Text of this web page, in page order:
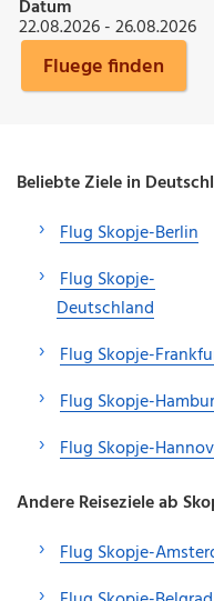
Datum
22.08.2026 - 26.08.2026
Fluege finden
Beliebte Ziele in
Flug Skopje-Berlin
Flug Skopje-
Deutschland
Flug Skopje-
Flug Skopje-
Flug Skopje-
Andere Reiseziele ab
Flug Skopje-